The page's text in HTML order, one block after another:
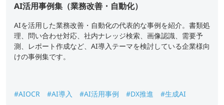
AI活用事例集（業務改善・自動化）
AIを活用した業務改善・自動化の代表的な事例を紹介。書類処
理、問い合わせ対応、社内ナレッジ検索、画像認識、需要予
測、レポート作成など、AI導入テーマを検討している企業様向
けの事例集です。
#AIOCR #AI導入 #AI活用事例 #DX推進 #生成AI